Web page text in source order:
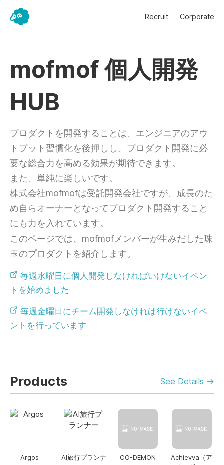
Recruit Corporate
mofmof 個人開発
HUB
プロダクトを開発することは、エンジニアのアウ
トプット習慣化を後押しし、プロダクト開発に必
要な総合力を高める効果が期待できます。
また、単純に楽しいです。
株式会社mofmofは受託開発会社ですが、成長のた
め自らオーナーとなってプロダクト開発すること
にも力を入れています。
このページでは、mofmofメンバーが生みだした珠
玉のプロダクトを紹介します。
毎週水曜日に個人開発しなければいけないイベン
トを始めました
毎週金曜日にチーム開発しなければ行けないイベ
ントを行っています
Products See Details →
Argos
AI旅行プランナ
CO-DEMON
Achievva（ア